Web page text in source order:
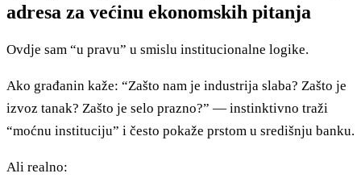
adresa za većinu ekonomskih pitanja
Ovdje sam “u pravu” u smislu institucionalne logike.
Ako građanin kaže: “Zašto nam je industrija slaba? Zašto je
izvoz tanak? Zašto je selo prazno?” — instinktivno traži
“moćnu instituciju” i često pokaže prstom u središnju banku.
Ali realno: